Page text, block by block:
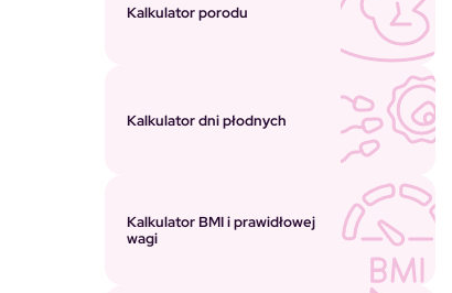
Kalkulator porodu
Kalkulator dni płodnych
Kalkulator BMI i prawidłowej
wagi